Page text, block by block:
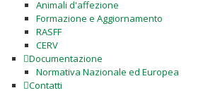
Animali d'affezione
Formazione e Aggiornamento
RASFF
CERV
Documentazione
Normativa Nazionale ed Europea
Contatti